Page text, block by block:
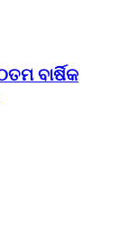
ବାର୍ଷିକ